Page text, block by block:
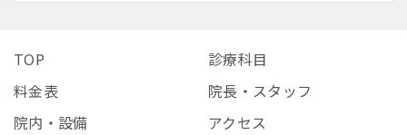
TOP
診療科目
料金表
院長・スタッフ
院内・設備
アクセス